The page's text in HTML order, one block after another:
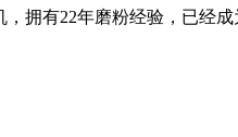
拥有22年磨粉经验，已经